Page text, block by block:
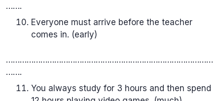
…….
Everyone must arrive before the teacher
comes in. (early)
………………………………………………………………………………
…….
You always study for 3 hours and then spend